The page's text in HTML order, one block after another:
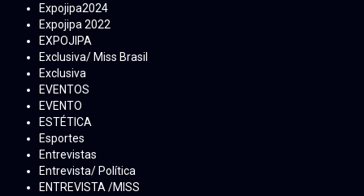
Expojipa2024
Expojipa 2022
EXPOJIPA
Exclusiva/ Miss Brasil
Exclusiva
EVENTOS
EVENTO
ESTÉTICA
Esportes
Entrevistas
Entrevista/ Política
ENTREVISTA /MISS